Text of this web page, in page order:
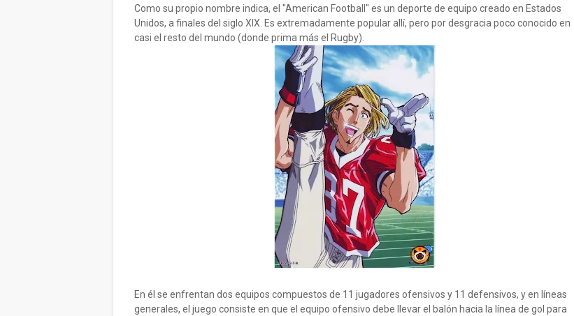
Como su propio nombre indica, el "American Football" es un deporte de equipo creado en Estados
Unidos, a finales del siglo XIX. Es extremadamente popular allí, pero por desgracia poco conocido en
casi el resto del mundo (donde prima más el Rugby).
En él se enfrentan dos equipos compuestos de 11 jugadores ofensivos y 11 defensivos, y en líneas
generales, el juego consiste en que el equipo ofensivo debe llevar el balón hacia la línea de gol para